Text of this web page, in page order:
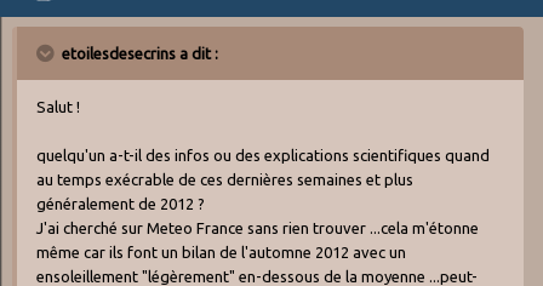
etoilesdesecrins a dit :
Salut !
quelqu'un a-t-il des infos ou des explications scientifiques quand
au temps exécrable de ces dernières semaines et plus
généralement de 2012 ?
J'ai cherché sur Meteo France sans rien trouver ...cela m'étonne
même car ils font un bilan de l'automne 2012 avec un
ensoleillement "légèrement" en-dessous de la moyenne ...peut-